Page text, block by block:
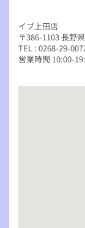
イブ上田店
〒386-1103 長野
TEL : 0268-29-
営業時間 10:00-